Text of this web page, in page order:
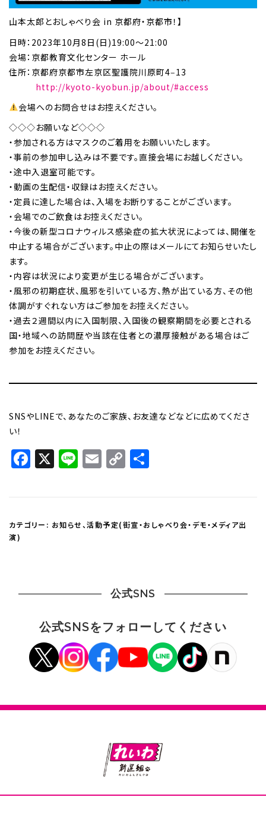
山本太郎とおしゃべり会 in 京都府・京都市！】
日時：2023年10月8日(日)19:00～21:00
会場：京都教育文化センター ホール
住所：京都府京都市左京区聖護院川原町4‒13
http://kyoto-kyobun.jp/about/#access
会場へのお問合せはお控えください。
◇◇◇お願いなど◇◇◇
・参加される方はマスクのご着用をお願いいたします。
・事前の参加申し込みは不要です。直接会場にお越しください。
・途中入退室可能です。
・動画の生配信・収録はお控えください。
・定員に達した場合は、入場をお断りすることがございます。
・会場でのご飲食はお控えください。
・今後の新型コロナウィルス感染症の拡大状況によっては、開催を
中止する場合がございます。中止の際はメールにてお知らせいたし
ます。
・内容は状況により変更が生じる場合がございます。
・風邪の初期症状、風邪を引いている方、熱が出ている方、その他
体調がすぐれない方はご参加をお控えください。
・過去２週間以内に入国制限、入国後の観察期間を必要とされる
国・地域への訪問歴や当該在住者との濃厚接触がある場合はご
参加をお控えください。
SNSやLINEで、あなたのご家族、お友達などなどに広めてくださ
い！
Facebook
X LineEmail
Copy
Link
カテゴリー: お知らせ、活動予定(街宣・おしゃべり会・デモ・メディア出
演)
公式SNS
公式SNSをフォローしてください